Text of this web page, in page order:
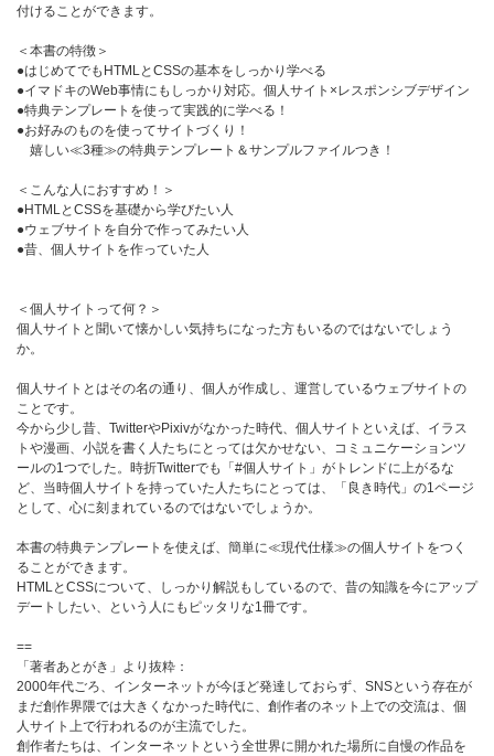
付けることができます。
＜本書の特徴＞
●はじめてでもHTMLとCSSの基本をしっかり学べる
●イマドキのWeb事情にもしっかり対応。個人サイト×レスポンシブデザイン
●特典テンプレートを使って実践的に学べる！
●お好みのものを使ってサイトづくり！
嬉しい≪3種≫の特典テンプレート＆サンプルファイルつき！
＜こんな人におすすめ！＞
●HTMLとCSSを基礎から学びたい人
●ウェブサイトを自分で作ってみたい人
●昔、個人サイトを作っていた人
＜個人サイトって何？＞
個人サイトと聞いて懐かしい気持ちになった方もいるのではないでしょう
か。
個人サイトとはその名の通り、個人が作成し、運営しているウェブサイトの
ことです。
今から少し昔、TwitterやPixivがなかった時代、個人サイトといえば、イラス
トや漫画、小説を書く人たちにとっては欠かせない、コミュニケーションツ
ールの1つでした。時折Twitterでも「#個人サイト」がトレンドに上がるな
ど、当時個人サイトを持っていた人たちにとっては、「良き時代」の1ページ
として、心に刻まれているのではないでしょうか。
本書の特典テンプレートを使えば、簡単に≪現代仕様≫の個人サイトをつく
ることができます。
HTMLとCSSについて、しっかり解説もしているので、昔の知識を今にアップ
デートしたい、という人にもピッタリな1冊です。
==
「著者あとがき」より抜粋：
2000年代ごろ、インターネットが今ほど発達しておらず、SNSという存在が
まだ創作界隈では大きくなかった時代に、創作者のネット上での交流は、個
人サイト上で行われるのが主流でした。
創作者たちは、インターネットという全世界に開かれた場所に自慢の作品を